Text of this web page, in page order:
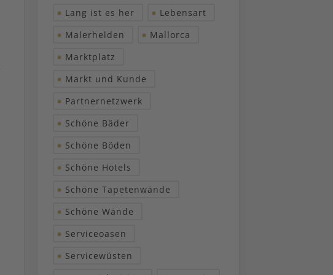
Lang ist es her
Lebensart
Malerhelden
Mallorca
Marktplatz
Markt und Kunde
Partnernetzwerk
Schöne Bäder
Schöne Böden
Schöne Hotels
Schöne Tapetenwände
Schöne Wände
Serviceoasen
Servicewüsten